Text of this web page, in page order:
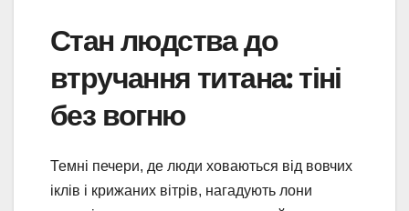
Стан людства до
втручання титана: тіні
без вогню
Темні печери, де люди ховаються від вовчих
іклів і крижаних вітрів, нагадують лони